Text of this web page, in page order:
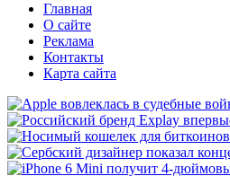
Главная
О сайте
Реклама
Контакты
Карта сайта